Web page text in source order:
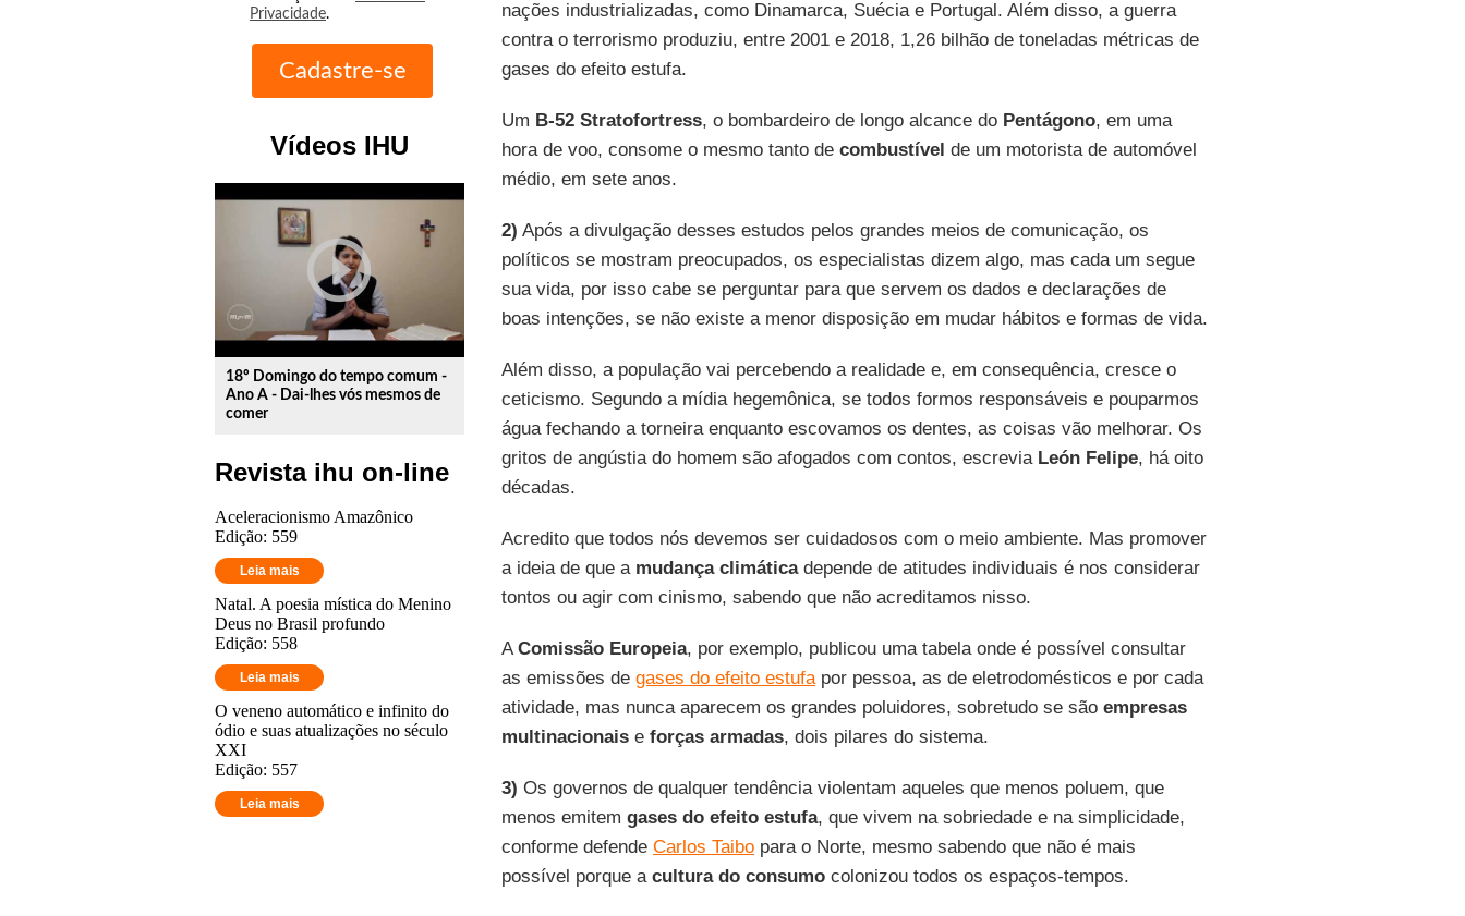
Privacidade.
Vídeos IHU
play_circle_outline
18º Domingo do tempo comum -
Ano A - Dai-lhes vós mesmos de
comer
Revista ihu on-line
Aceleracionismo Amazônico
Edição: 559
Leia mais
Natal. A poesia mística do Menino
Deus no Brasil profundo
Edição: 558
Leia mais
O veneno automático e infinito do
ódio e suas atualizações no século
XXI
Edição: 557
Leia mais
nações industrializadas, como Dinamarca, Suécia e Portugal. Além disso, a guerra
contra o terrorismo produziu, entre 2001 e 2018, 1,26 bilhão de toneladas métricas de
gases do efeito estufa.
Um B-52 Stratofortress, o bombardeiro de longo alcance do Pentágono, em uma
hora de voo, consome o mesmo tanto de combustível de um motorista de automóvel
médio, em sete anos.
2) Após a divulgação desses estudos pelos grandes meios de comunicação, os
políticos se mostram preocupados, os especialistas dizem algo, mas cada um segue
sua vida, por isso cabe se perguntar para que servem os dados e declarações de
boas intenções, se não existe a menor disposição em mudar hábitos e formas de vida.
Além disso, a população vai percebendo a realidade e, em consequência, cresce o
ceticismo. Segundo a mídia hegemônica, se todos formos responsáveis e pouparmos
água fechando a torneira enquanto escovamos os dentes, as coisas vão melhorar. Os
gritos de angústia do homem são afogados com contos, escrevia León Felipe, há oito
décadas.
Acredito que todos nós devemos ser cuidadosos com o meio ambiente. Mas promover
a ideia de que a mudança climáticadepende de atitudes individuais é nos considerar
tontos ou agir com cinismo, sabendo que não acreditamos nisso.
AComissão Europeia, por exemplo, publicou uma tabela onde é possível consultar
as emissões de gases do efeito estufapor pessoa, as de eletrodomésticos e por cada
atividade, mas nunca aparecem os grandes poluidores, sobretudo se são empresas
multinacionaise forças armadas, dois pilares do sistema.
3) Os governos de qualquer tendência violentam aqueles que menos poluem, que
menos emitem gases do efeito estufa, que vivem na sobriedade e na simplicidade,
conforme defende Carlos Taibopara o Norte, mesmo sabendo que não é mais
possível porque a cultura do consumocolonizou todos os espaços-tempos.